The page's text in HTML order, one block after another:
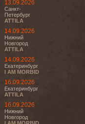
13.09.2026
Санкт-
Петербург
ATTILA
14.09.2026
Нижний
Новгород
ATTILA
14.09.2026
Екатеринбург
I AM MORBID
16.09.2026
Екатеринбург
ATTILA
16.09.2026
Нижний
Новгород